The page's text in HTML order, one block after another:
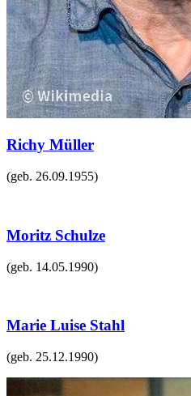
Richy Müller
(geb. 26.09.1955)
Moritz Schulze
(geb. 14.05.1990)
Marie Luise Stahl
(geb. 25.12.1990)